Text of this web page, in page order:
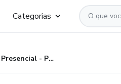
Categorias
Oficina Presencial - Paleografia e Exame de Documentos da Imigração Portuguesa e Italiana